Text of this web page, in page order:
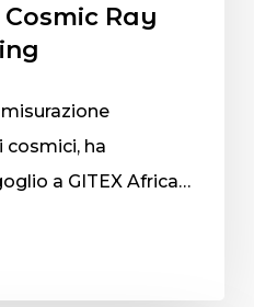
Ray
cosmici, ha
a GITEX Africa…